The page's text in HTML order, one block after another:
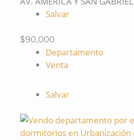
Salvar
$90,000
Departamento
Venta
Salvar